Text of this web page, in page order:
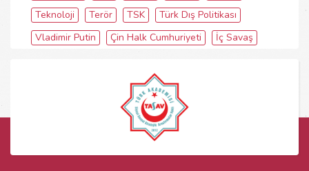
Teknoloji
Terör TSK
Türk Dış Politikası
Vladimir Putin
Çin Halk Cumhuriyeti İç Savaş